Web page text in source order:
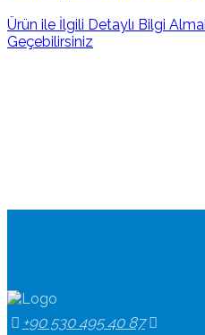
Ürün ile İlgili Detaylı Bilgi
Geçebilirsiniz
+90 530 495 40 87